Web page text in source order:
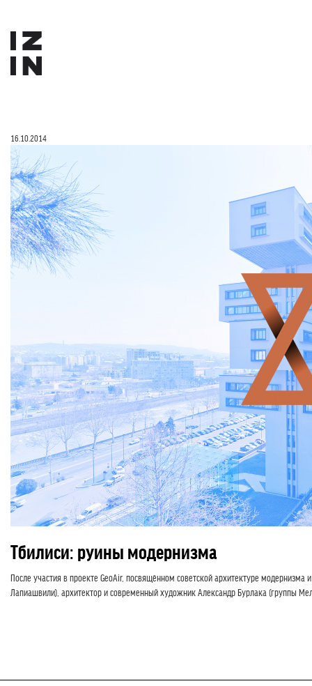
16.10.2014
Тбилиси: руины модернизма
После участия в проекте GeoAir, посвящённом советской архитектуре
Лапиашвили), архитектор и современный художник Александр Бурлака (группы